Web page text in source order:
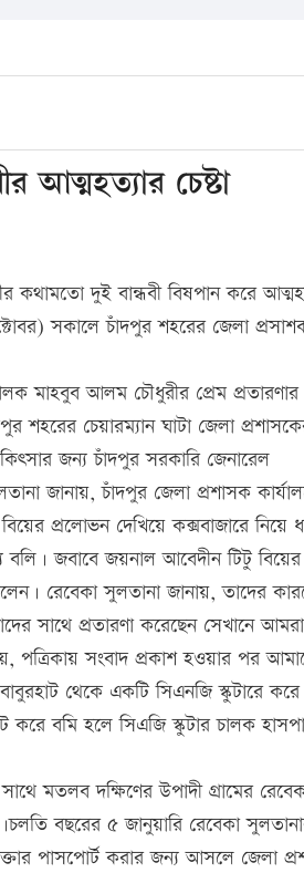
আত্মহত্যার চেষ্টা
কথামতো দুই বান্ধবী বিষপান করে
সকালে চাঁদপুর শহরের জেলা
মাহবুব আলম চৌধুরীর প্রেম প্রতারণার
শহরের চেয়ারম্যান ঘাটা জেলা
জন্য চাঁদপুর সরকারি জেনারেল
জানায়, চাঁদপুর জেলা প্রশাসক
প্রলোভন দেখিয়ে কক্সবাজারে নিয়ে
বলি। জবাবে জয়নাল আবেদীন টিটু বিয়ের
রেবেকা সুলতানা জানায়, তাদের
সাথে প্রতারণা করেছেন সেখানে
পত্রিকায় সংবাদ প্রকাশ হওয়ার পর
থেকে একটি সিএনজি স্কুটারে করে
বমি হলে সিএজি স্কুটার চালক
মতলব দক্ষিণের উপাদী গ্রামের
বছরের ৫ জানুয়ারি রেবেকা
পাসপোর্ট করার জন্য আসলে জেলা